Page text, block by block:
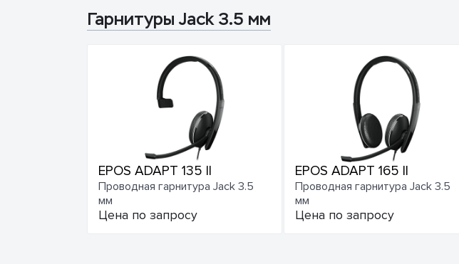
Гарнитуры Jack 3.5 мм
EPOS ADAPT 135 II
Проводная гарнитура Jack 3.5
мм
Цена по запросу
EPOS ADAPT 165 II
Проводная гарнитура Jack 3.5
мм
Цена по запросу